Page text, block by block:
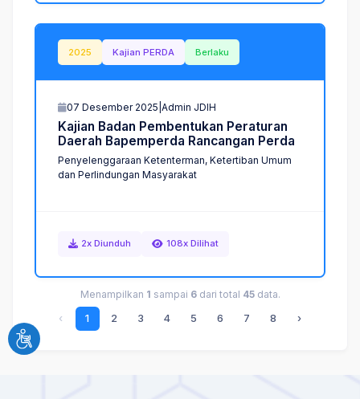
2025 Kajian PERDA Berlaku
07 Desember 2025 Admin JDIH
Kajian Badan Pembentukan Peraturan
Daerah Bapemperda Rancangan Perda
Penyelenggaraan Ketenterman, Ketertiban Umum
dan Perlindungan Masyarakat
2x Diunduh 108x Dilihat
Menampilkan 1 sampai 6dari total 45data.
‹ 1 2 3 4 5 6 7 8 ›